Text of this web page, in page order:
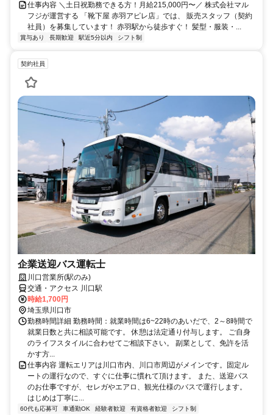
仕事内容 ＼土日祝勤務できる方！月給215,000円〜／ 株式会社マル
フジが運営する 「靴下屋 赤羽アピレ店」では、 販売スタッフ（契約
社員）を募集しています！ 赤羽駅から徒歩すぐ！ 髪型・服装・...
賞与あり 長期歓迎 駅近5分以内 シフト制
契約社員
企業送迎バス運転士
川口営業所(駅のみ)
交通・アクセス 川口駅
時給1,700円
埼玉県川口市
勤務時間詳細 勤務時間：就業時間は6~22時のあいだで、2～8時間で
就業日数と共に相談可能です。 休憩は法定通り付与します。 ご自身
のライフスタイルに合わせてご相談下さい。 副業として、免許を活
かす方...
仕事内容 運転エリアは川口市内、川口市周辺がメインです。固定ル
ートの運行なので、すぐに仕事に慣れて頂けます。 また、送迎バス
のお仕事ですが、セレガやエアロ、観光仕様のバスで運行します。
はじめは丁寧に...
60代も応募可 車通勤OK 経験者歓迎 有資格者歓迎 シフト制